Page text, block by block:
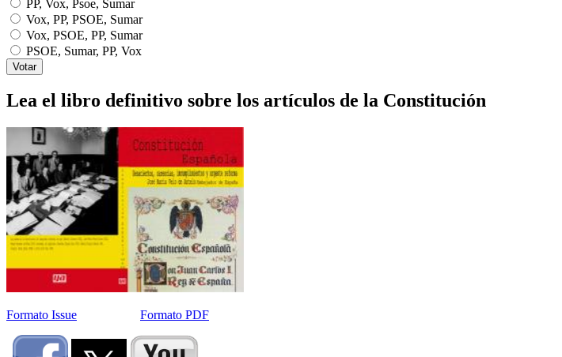
PP, Vox, Psoe, Sumar
Vox, PP, PSOE, Sumar
Vox, PSOE, PP, Sumar
PSOE, Sumar, PP, Vox
Lea el libro definitivo sobre los artículos de la Constitución
Formato Issue Formato PDF